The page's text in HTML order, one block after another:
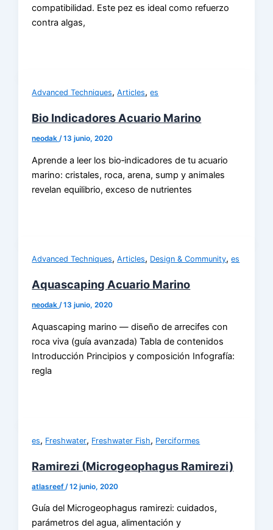
compatibilidad. Este pez es ideal como refuerzo
contra algas,
Advanced Techniques,Articles,es
Bio Indicadores Acuario Marino
neodak/13 junio, 2020
Aprende a leer los bio‑indicadores de tu acuario
marino: cristales, roca, arena, sump y animales
revelan equilibrio, exceso de nutrientes
Advanced Techniques,Articles, Design & Community,es
Aquascaping Acuario Marino
neodak/13 junio, 2020
Aquascaping marino — diseño de arrecifes con
roca viva (guía avanzada) Tabla de contenidos
Introducción Principios y composición Infografía:
regla
es, Freshwater, Freshwater Fish, Perciformes
Ramirezi (Microgeophagus Ramirezi)
atlasreef /12 junio, 2020
Guía del Microgeophagus ramirezi: cuidados,
parámetros del agua, alimentación y